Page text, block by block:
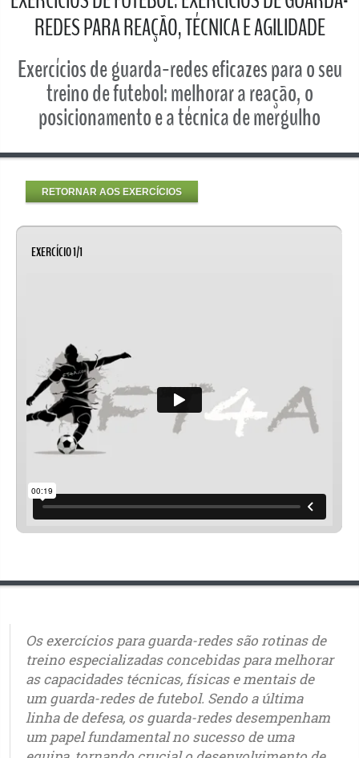
REDES PARA REAÇÃO, TÉCNICA E AGILIDADE
Exercícios de guarda-redes eficazes para o seu
treino de futebol: melhorar a reação, o
posicionamento e a técnica de mergulho
RETORNAR AOS EXERCÍCIOS
EXERCÍCIO 1/1
Os exercícios para guarda-redes são rotinas de
treino especializadas concebidas para melhorar
as capacidades técnicas, físicas e mentais de
um guarda-redes de futebol. Sendo a última
linha de defesa, os guarda-redes desempenham
um papel fundamental no sucesso de uma